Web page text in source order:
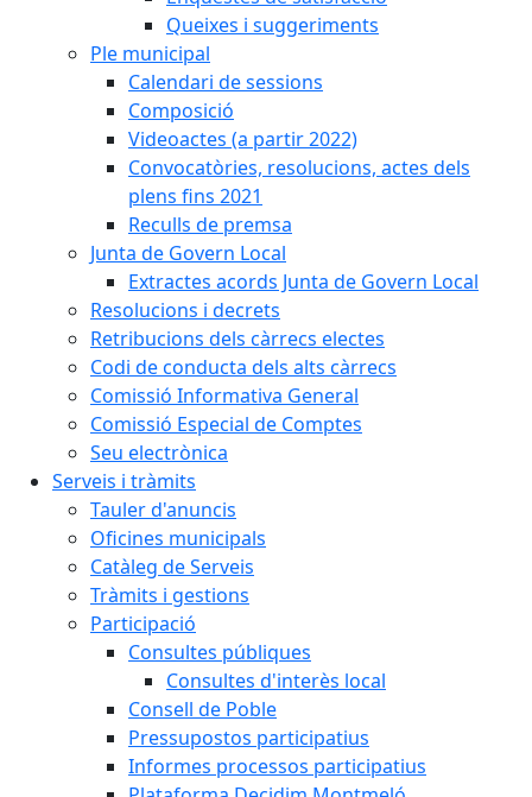
Queixes i suggeriments
Ple municipal
Calendari de sessions
Composició
Videoactes (a partir 2022)
Convocatòries, resolucions, actes dels
plens fins 2021
Reculls de premsa
Junta de Govern Local
Extractes acords Junta de Govern Local
Resolucions i decrets
Retribucions dels càrrecs electes
Codi de conducta dels alts càrrecs
Comissió Informativa General
Comissió Especial de Comptes
Seu electrònica
Serveis i tràmits
Tauler d'anuncis
Oficines municipals
Catàleg de Serveis
Tràmits i gestions
Participació
Consultes públiques
Consultes d'interès local
Consell de Poble
Pressupostos participatius
Informes processos participatius